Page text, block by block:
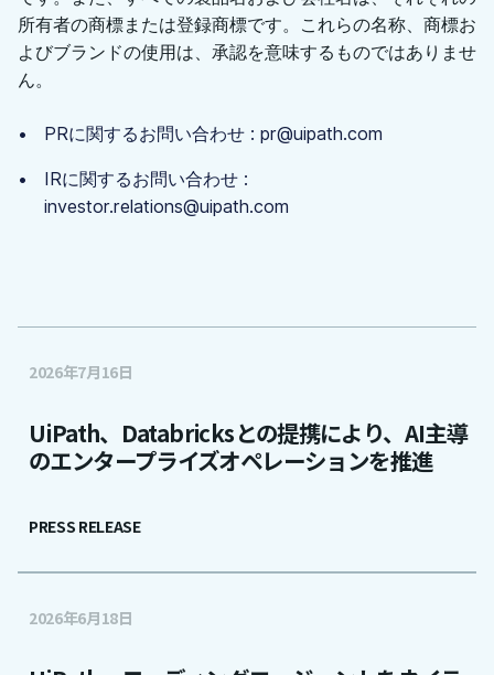
所有者の商標または登録商標です。これらの名称、商標お
よびブランドの使用は、承認を意味するものではありませ
ん。
PRに関するお問い合わせ : pr@uipath.com
IRに関するお問い合わせ :
investor.relations@uipath.com
2026年7月16日
UiPath、Databricksとの提携により、AI主導
のエンタープライズオペレーションを推進
PRESS RELEASE
2026年6月18日